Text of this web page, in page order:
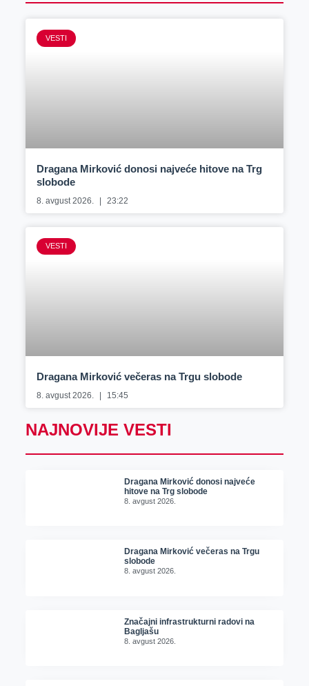
VESTI
Dragana Mirković donosi najveće hitove na Trg
slobode
8. avgust 2026. 23:22
VESTI
Dragana Mirković večeras na Trgu slobode
8. avgust 2026. 15:45
NAJNOVIJE VESTI
Dragana Mirković donosi najveće
hitove na Trg slobode
8. avgust 2026.
Dragana Mirković večeras na Trgu
slobode
8. avgust 2026.
Značajni infrastrukturni radovi na
Bagljašu
8. avgust 2026.